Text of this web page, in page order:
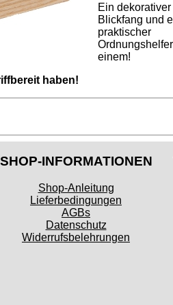
Ein dekorativer
Blickfang und
praktischer
einem!
haben!
SHOP-INFORMATIONEN
Shop-Anleitung
Lieferbedingungen
AGBs
Datenschutz
Widerrufsbelehrungen